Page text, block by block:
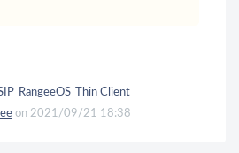
RangeeOS
Thin Client
on 2021/09/21 18:38